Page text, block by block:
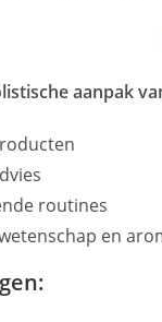
aanpak
routines
en